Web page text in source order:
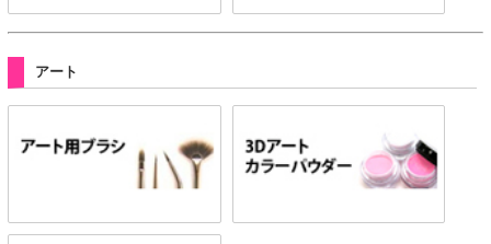
アート